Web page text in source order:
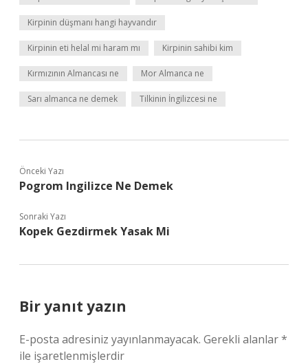
Kirpinin düşmanı hangi hayvandır
Kirpinin eti helal mi haram mı Kirpinin sahibi kim
Kırmızının Almancası ne Mor Almanca ne
Sarı almanca ne demek Tilkinin İngilizcesi ne
Önceki Yazı
Pogrom Ingilizce Ne Demek
Sonraki Yazı
Kopek Gezdirmek Yasak Mi
Bir yanıt yazın
E-posta adresiniz yayınlanmayacak. Gerekli alanlar*
ile işaretlenmişlerdir